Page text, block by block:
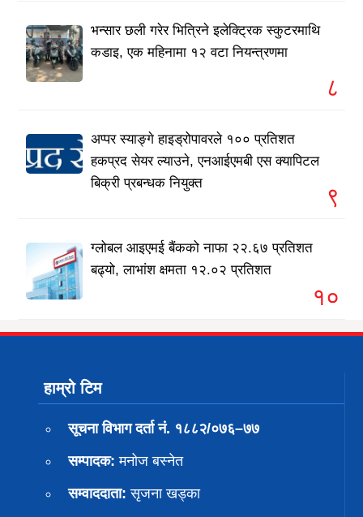
भन्सार छली गरेर भित्रिने इलेक्ट्रिक स्कुटरमाथि
कडाइ, एक महिनामा १२ वटा नियन्त्रणमा
८
अप्पर स्याङ्गे हाइड्रोपावरले १०० प्रतिशत
हकप्रद सेयर ल्याउने, एनआईएमबी एस क्यापिटल
बिक्री प्रबन्धक नियुक्त
९
ग्लोबल आइएमई बैंकको नाफा २२.६७ प्रतिशत
बढ्यो, लाभांश क्षमता १२.०२ प्रतिशत
१०
हाम्रो टिम
सूचना विभाग दर्ता नं. १८८२/०७६–७७
सम्पादक: मनोज बस्नेत
सम्वाददाता: सृजना खड्का